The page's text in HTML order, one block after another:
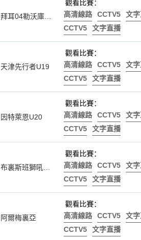
觀看比賽：
高清線路
CCTV5
文
CCTV5
文字直播
天津先行者U19
觀看比賽：
高清線路
CCTV5
文
CCTV5
文字直播
因特萊恩U20
觀看比賽：
高清線路
CCTV5
文
CCTV5
文字直播
觀看比賽：
高清線路
CCTV5
文
CCTV5
文字直播
阿爾梅裏亞
觀看比賽：
高清線路
CCTV5
文
CCTV5
文字直播